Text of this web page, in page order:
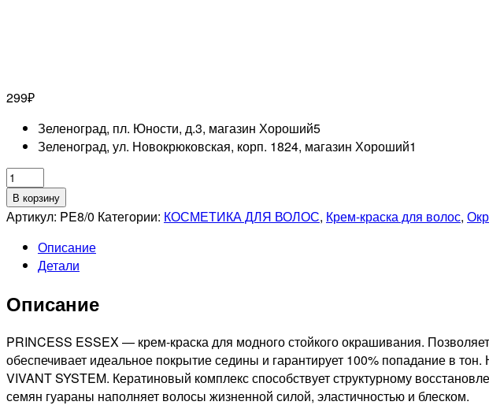
299₽
Зеленоград, пл. Юности, д.3, магазин Хороший5
Зеленоград, ул. Новокрюковская, корп. 1824, магазин Хороший1
Количество
товара
ESTEL
PRINCESS
СТОЙКАЯ
КРАСКА
ДЛЯ
ВОЛОС
СВЕТЛО-
В корзину
Артикул: PE8/0 Категории: КОСМЕТИКА ДЛЯ ВОЛОС, Крем-краска для волос,
Описание
Детали
Описание
PRINCESS ESSEX — крем-краска для модного стойкого окрашивания.
обеспечивает идеальное покрытие седины и гарантирует 100% попадание в
VIVANT SYSTEM. Кератиновый комплекс способствует структурному
семян гуараны наполняет волосы жизненной силой, эластичностью и блеском.